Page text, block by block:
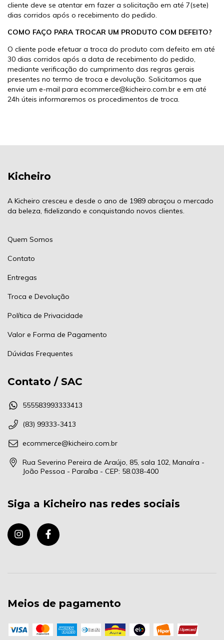
cliente deve se atentar em fazer a solicitação em até 7(sete)
dias corridos após o recebimento do pedido.
COMO FAÇO PARA TROCAR UM PRODUTO COM DEFEITO?
O cliente pode efetuar a troca do produto com defeito em até
30 dias corridos após a data de recebimento do pedido,
mediante verificação do cumprimento das regras gerais
presentes no termo de troca e devolução. Solicitamos que
envie um e-mail para ecommerce@kicheiro.com.br e em até
24h úteis informaremos os procedimentos de troca.
Kicheiro
A Kicheiro cresceu e desde o ano de 1989 abraçou o mercado
da beleza, fidelizando e conquistando novos clientes.
Quem Somos
Contato
Entregas
Troca e Devolução
Política de Privacidade
Valor e Forma de Pagamento
Dúvidas Frequentes
Contato / SAC
555583993333413
(83) 99333-3413
ecommerce@kicheiro.com.br
Rua Severino Pereira de Araújo, 85, sala 102, Manaíra -
João Pessoa - Paraíba - CEP: 58.038-400
Siga a Kicheiro nas redes sociais
Meios de pagamento